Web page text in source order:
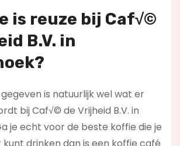
is reuze bij Caf√©
B.V. in
is natuurlijk wel wat er
bij Caf√© de Vrijheid B.V. in
je echt voor de beste koffie die je